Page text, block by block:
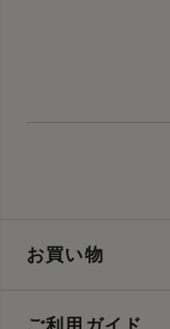
お買い物